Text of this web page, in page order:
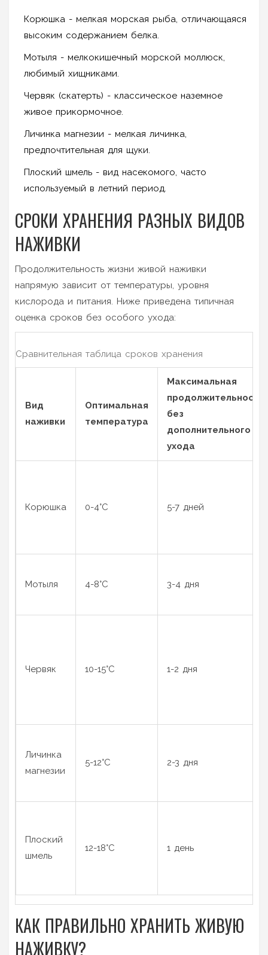
Корюшка - мелкая морская рыба, отличающаяся
высоким содержанием белка.
Мотыля - мелкокишечный морской моллюск,
любимый хищниками.
Червяк (скатерть) - классическое наземное
живое прикормочное.
Личинка магнезии - мелкая личинка,
предпочтительная для щуки.
Плоский шмель - вид насекомого, часто
используемый в летний период.
СРОКИ ХРАНЕНИЯ РАЗНЫХ ВИДОВ
НАЖИВКИ
Продолжительность жизни живой наживки
напрямую зависит от температуры, уровня
кислорода и питания. Ниже приведена типичная
оценка сроков без особого ухода:
Сравнительная таблица сроков хранения
Вид
наживки
Оптимальная
температура
Максимальная
продолжительность
без
дополнительного
ухода
Корюшка 0-4°C 5-7 дней
Мотыля 4-8°C 3-4 дня
Червяк 10-15°C 1-2 дня
Личинка
магнезии
5-12°C 2-3 дня
Плоский
шмель
12-18°C 1 день
КАК ПРАВИЛЬНО ХРАНИТЬ ЖИВУЮ
НАЖИВКУ?